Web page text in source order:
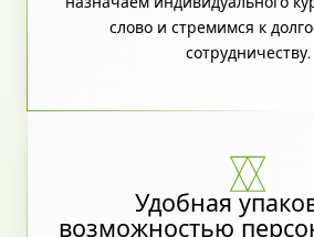
слово и стремимся к
сотрудничеству.
Удобная
возможностью